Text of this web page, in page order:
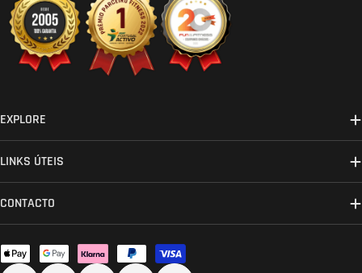
EXPLORE
LINKS ÚTEIS
CONTACTO
Métodos